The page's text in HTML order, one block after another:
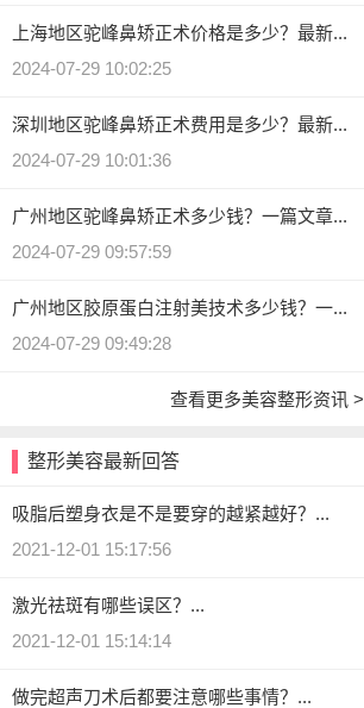
上海地区驼峰鼻矫正术价格是多少？最新...
2024-07-29 10:02:25
深圳地区驼峰鼻矫正术费用是多少？最新...
2024-07-29 10:01:36
广州地区驼峰鼻矫正术多少钱？一篇文章...
2024-07-29 09:57:59
广州地区胶原蛋白注射美技术多少钱？一...
2024-07-29 09:49:28
查看更多美容整形资讯 >
整形美容最新回答
吸脂后塑身衣是不是要穿的越紧越好？...
2021-12-01 15:17:56
激光祛斑有哪些误区？...
2021-12-01 15:14:14
做完超声刀术后都要注意哪些事情？...